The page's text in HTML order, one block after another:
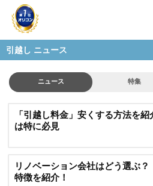
引越し ニュース
ニュース 特集
「引越し料金」安くする方法を
は特に必見
リノベーション会社はどう選ぶ
特徴を紹介！